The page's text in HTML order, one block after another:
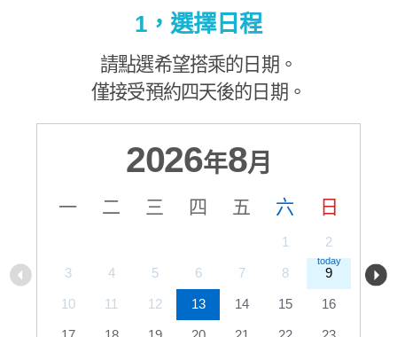
1，選擇日程
請點選希望搭乘的日期。
僅接受預約四天後的日期。
2026年8月
一 二 三 四 五 六 日
1 2
3 4 5 6 7 8 9
10 11 12 13 14 15 16